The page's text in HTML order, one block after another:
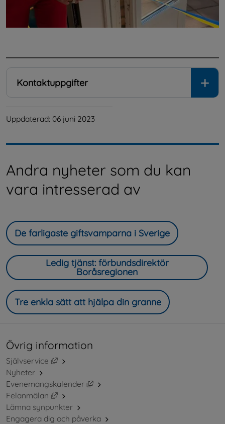
Kontaktuppgifter
Uppdaterad: 06 juni 2023
Andra nyheter som du kan
vara intresserad av
De farligaste giftsvamparna i Sverige
Ledig tjänst: förbundsdirektör
Boråsregionen
Tre enkla sätt att hjälpa din granne
Övrig information
Självservice
Länk till annan webbplats, öppnas i nytt fönster.
Nyheter
Evenemangskalender
Länk till annan webbplats, öppnas i
Felanmälan
Länk till annan webbplats, öppnas i nytt fönster.
Lämna synpunkter
Engagera dig och påverka